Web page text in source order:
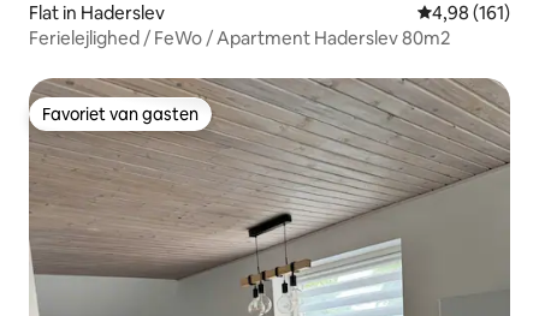
Flat in Haderslev Gemiddelde
4,98 (161)
Ferielejlighed / FeWo / Apartment Haderslev 80m2
Favoriet van gasten
Favoriet van gasten